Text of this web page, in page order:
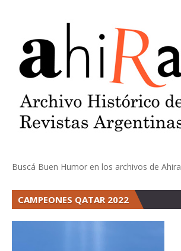
Buscá Buen Humor en los archivos de Ahira
CAMPEONES QATAR 2022